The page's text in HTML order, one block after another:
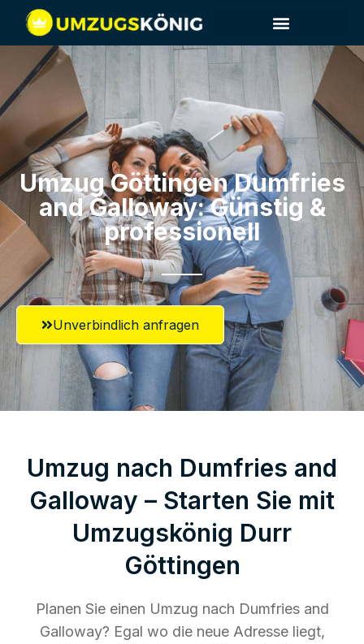
Umzug Göttingen​ Dumfries
and Galloway: Günstig &
professionell​
Unverbindlich anfragen
Umzug nach Dumfries and
Galloway – Starten Sie mit
Umzugskönig Durr
Göttingen
Planen Sie einen Umzug nach Dumfries and
Galloway? Egal wo die neue Adresse liegt,